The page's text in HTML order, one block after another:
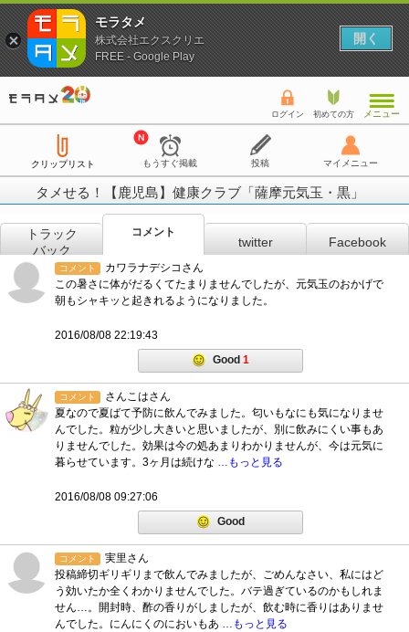
ログイン 初めての方 メニュー
クリップリスト もうすぐ掲載 投稿 マイメニュー
タメせる！【鹿児島】健康クラブ「薩摩元気玉・黒」
トラック
バック
コメント
twitter Facebook
コメント
カワラナデシコさん
この暑さに体がだるくてたまりませんでしたが、元気玉のおかげで
朝もシャキッと起きれるようになりました。
2016/08/08 22:19:43
Good 1
コメント
さんこはさん
夏なので夏ばて予防に飲んでみました。匂いもなにも気になりませ
んでした。粒が少し大きいと思いましたが、別に飲みにくい事もあ
りませんでした。効果は今の処あまりわかりませんが、今は元気に
暮らせています。3ヶ月は続けな …もっと見る
2016/08/08 09:27:06
Good
コメント
実里さん
投稿締切ギリギリまで飲んでみましたが、ごめんなさい、私にはど
う効いたか全くわかりませんでした。バテ過ぎているのかもしれま
せん…。開封時、酢の香りがしましたが、飲む時に香りはありませ
んでした。にんにくのにおいもあ …もっと見る
モラタメ
株式会社エクスクリエ
FREE - Google Play
開く